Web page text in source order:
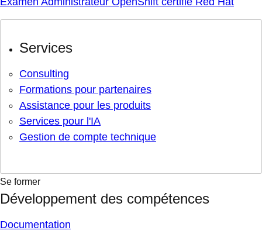
Services
Consulting
Formations pour partenaires
Assistance pour les produits
Services pour l'IA
Gestion de compte technique
Se former
Développement des compétences
Documentation